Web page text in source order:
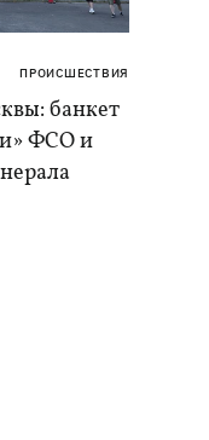
ПРОИСШЕСТВИЯ
банкет
ФСО и